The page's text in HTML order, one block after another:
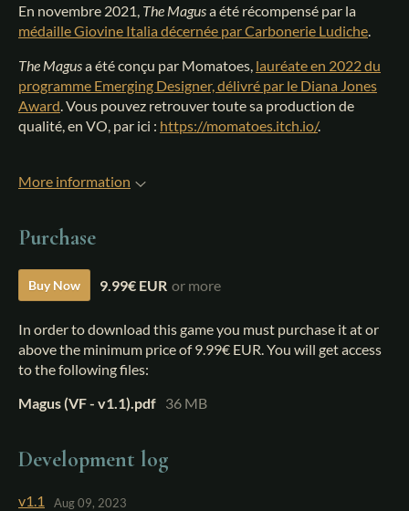
En novembre 2021, The Magusa été récompensé par la
médaille Giovine Italia décernée par Carbonerie Ludiche
The Magusa été conçu par Momatoes, lauréate en 2022 du
programme Emerging Designer, délivré par le Diana Jones
Award . Vous pouvez retrouver toute sa production de
qualité, en VO, par ici : https://momatoes.itch.io/.
More information
Purchase
Buy Now 9.99€ EUR or more
In order to download this game you must purchase it at or
above the minimum price of 9.99€ EUR. You will get access
to the following files:
Magus (VF - v1.1).pdf 36 MB
Development log
v1.1 Aug 09, 2023